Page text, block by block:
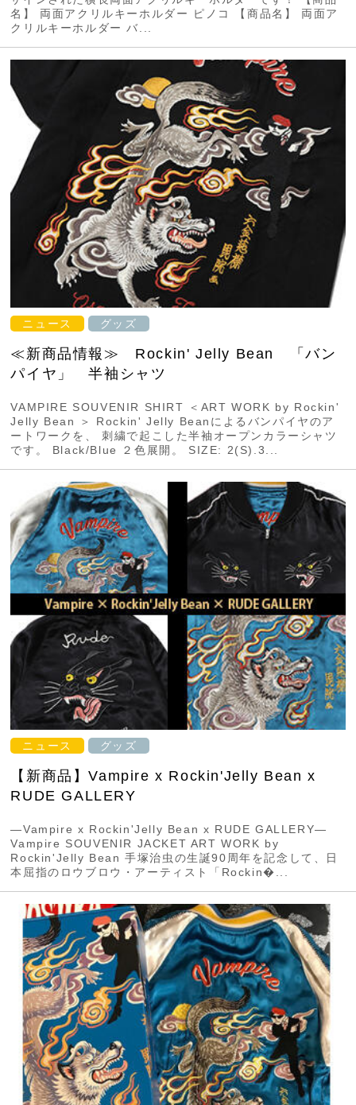
名】 両面アクリルキーホルダー ピノコ 【商品名】 両面ア
クリルキーホルダー バ...
ニュース グッズ
≪新商品情報≫ Rockin' Jelly Bean 「バン
パイヤ」 半袖シャツ
VAMPIRE SOUVENIR SHIRT ＜ART WORK by Rockin'
Jelly Bean ＞ Rockin' Jelly Beanによるバンパイヤのア
ートワークを、 刺繍で起こした半袖オープンカラーシャツ
です。 Black/Blue ２色展開。 SIZE: 2(S).3...
ニュース グッズ
【新商品】Vampire x Rockin'Jelly Bean x
RUDE GALLERY
―Vampire x Rockin'Jelly Bean x RUDE GALLERY―
Vampire SOUVENIR JACKET ART WORK by
Rockin'Jelly Bean 手塚治虫の生誕90周年を記念して、日
本屈指のロウブロウ・アーティスト「Rockin�...